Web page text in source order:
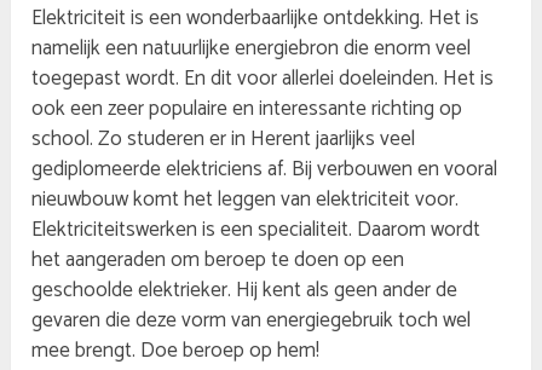
Elektriciteit is een wonderbaarlijke ontdekking. Het is
namelijk een natuurlijke energiebron die enorm veel
toegepast wordt. En dit voor allerlei doeleinden. Het is
ook een zeer populaire en interessante richting op
school. Zo studeren er in Herent jaarlijks veel
gediplomeerde elektriciens af. Bij verbouwen en vooral
nieuwbouw komt het leggen van elektriciteit voor.
Elektriciteitswerken is een specialiteit. Daarom wordt
het aangeraden om beroep te doen op een
geschoolde elektrieker. Hij kent als geen ander de
gevaren die deze vorm van energiegebruik toch wel
mee brengt. Doe beroep op hem!